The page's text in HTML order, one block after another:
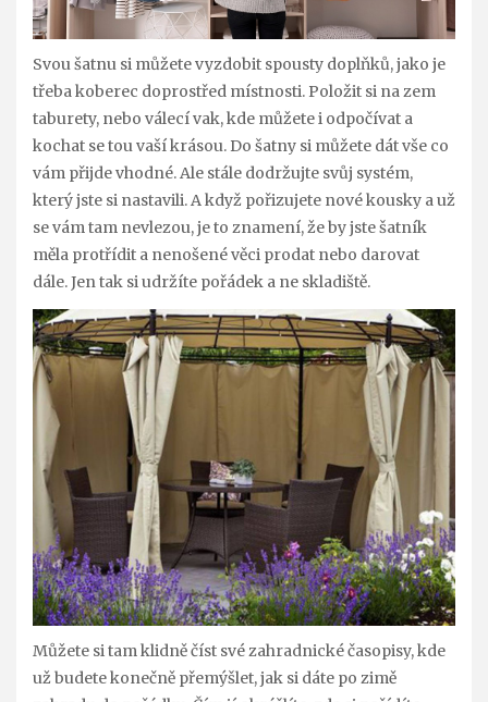
Svou šatnu si můžete vyzdobit spousty doplňků, jako je
třeba koberec doprostřed místnosti. Položit si na zem
taburety, nebo válecí vak, kde můžete i odpočívat a
kochat se tou vaší krásou. Do šatny si můžete dát vše co
vám přijde vhodné. Ale stále dodržujte svůj systém,
který jste si nastavili. A když pořizujete nové kousky a už
se vám tam nevlezou, je to znamení, že by jste šatník
měla protřídit a nenošené věci prodat nebo darovat
dále. Jen tak si udržíte pořádek a ne skladiště.
Můžete si tam klidně číst své zahradnické časopisy, kde
už budete konečně přemýšlet, jak si dáte po zimě